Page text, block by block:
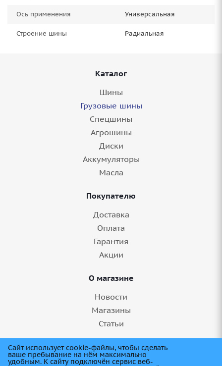
Ось применения Универсальная
Строение шины Радиальная
Каталог
Шины
Грузовые шины
Спецшины
Агрошины
Диски
Аккумуляторы
Масла
Покупателю
Доставка
Оплата
Гарантия
Акции
О магазине
Новости
Магазины
Статьи
8 (845) 275-99-11
Сайт использует cookie-файлы, чтобы сделать
ваше пребывание на нём максимально
удобным. К cайту подключён сервис веб-